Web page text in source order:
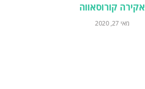
אקירה קורוסאווה
מאי 27, 2020